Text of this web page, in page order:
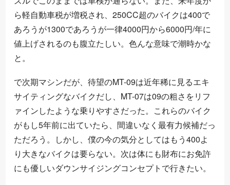
ら軽自動車税が増税され、250CC超のバイクは400で
あろうが1300であろうが一律4000円から6000円/年に
値上げされるのも腹立たしい。色んな意味で潮時かな
と。
で次期マシンだが、待望のMT-09は近年稀に見るエキ
サイティングなバイクだし、MT-07は09の粗さをリフ
ァインしたような乗りやすさだった。これらのバイク
がもし5年前に出ていたら、間違いなく最有力候補だっ
ただろう。しかし、僕の今の気分としてはもう400よ
り大きなバイクは要らない。次は体にも財布にお免許
にも優しいダウンサイジングコンセプトで行きたい。